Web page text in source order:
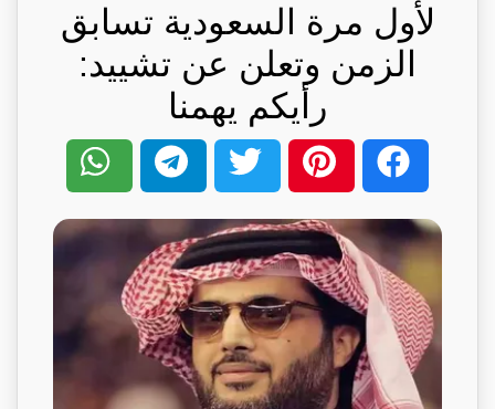
لأول مرة السعودية تسابق
الزمن وتعلن عن تشييد:
رأيكم يهمنا